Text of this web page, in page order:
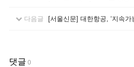
다음글
댓글 0